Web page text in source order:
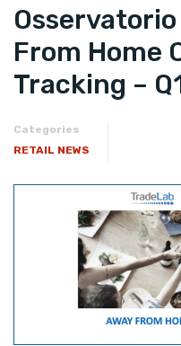
From Home
Tracking –
Categories
RETAIL NEWS